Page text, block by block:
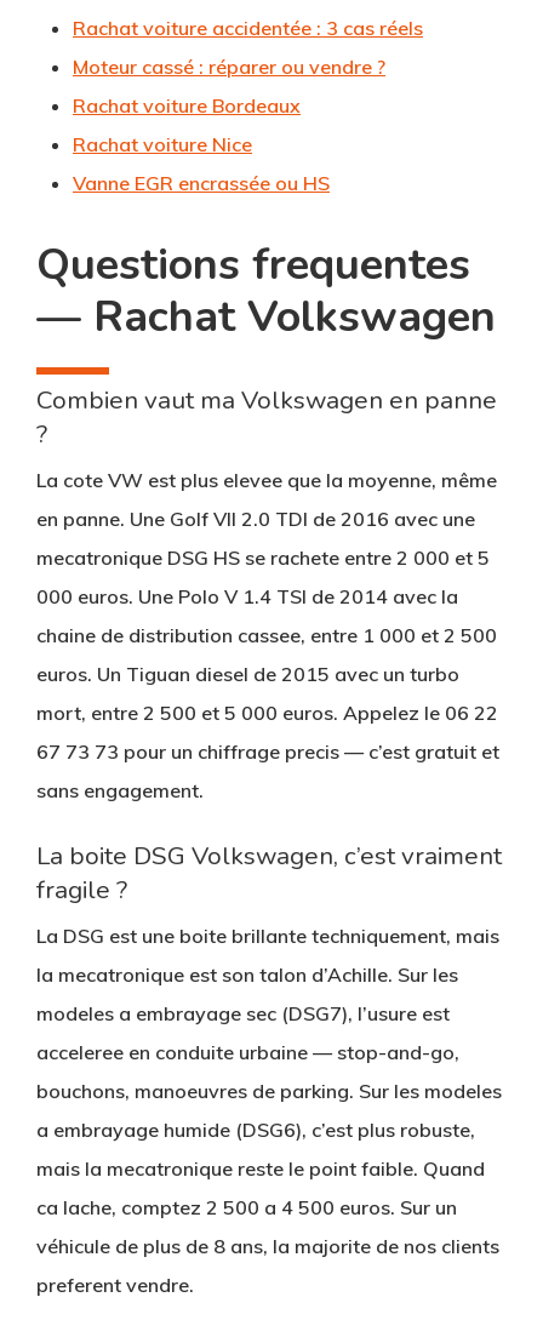
Rachat voiture accidentée : 3 cas réels
Moteur cassé : réparer ou vendre ?
Rachat voiture Bordeaux
Rachat voiture Nice
Vanne EGR encrassée ou HS
Questions frequentes
— Rachat Volkswagen
Combien vaut ma Volkswagen en panne
?
La cote VW est plus elevee que la moyenne, même
en panne. Une Golf VII 2.0 TDI de 2016 avec une
mecatronique DSG HS se rachete entre 2 000 et 5
000 euros. Une Polo V 1.4 TSI de 2014 avec la
chaine de distribution cassee, entre 1 000 et 2 500
euros. Un Tiguan diesel de 2015 avec un turbo
mort, entre 2 500 et 5 000 euros. Appelez le 06 22
67 73 73 pour un chiffrage precis — c’est gratuit et
sans engagement.
La boite DSG Volkswagen, c’est vraiment
fragile ?
La DSG est une boite brillante techniquement, mais
la mecatronique est son talon d’Achille. Sur les
modeles a embrayage sec (DSG7), l’usure est
acceleree en conduite urbaine — stop-and-go,
bouchons, manoeuvres de parking. Sur les modeles
a embrayage humide (DSG6), c’est plus robuste,
mais la mecatronique reste le point faible. Quand
ca lache, comptez 2 500 a 4 500 euros. Sur un
véhicule de plus de 8 ans, la majorite de nos clients
preferent vendre.